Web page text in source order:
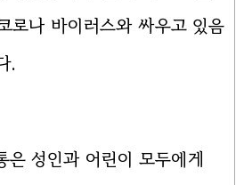
로나 바이러스와 싸우고 있음
.
은 성인과 어린이 모두에게